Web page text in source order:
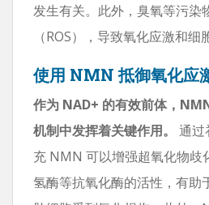
发生有关。此外，臭氧等污染
（ROS），导致氧化应激和细
使用 NMN 抵御氧化应
作为 NAD+ 的有效前体，
机制中发挥着关键作用。
通过
充 NMN 可以增强超氧化物歧
氢酶等抗氧化酶的活性，有助